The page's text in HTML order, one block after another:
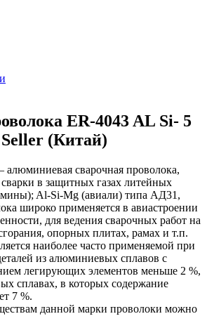
ER-4043 AL Si- 5
(Китай)
алюминиевая сварочная проволока,
сварки в защитных газах литейных
Al-Si-Mg (авиали) типа АД31,
широко применяется в авиастроении
для ведения сварочных работ на
опорных плитах, рамах и т.п.
наиболее часто применяемой при
из алюминиевых сплавов с
легирующих элементов меньше 2 %,
сплавах, в которых содержание
7 %.
данной марки проволоки можно